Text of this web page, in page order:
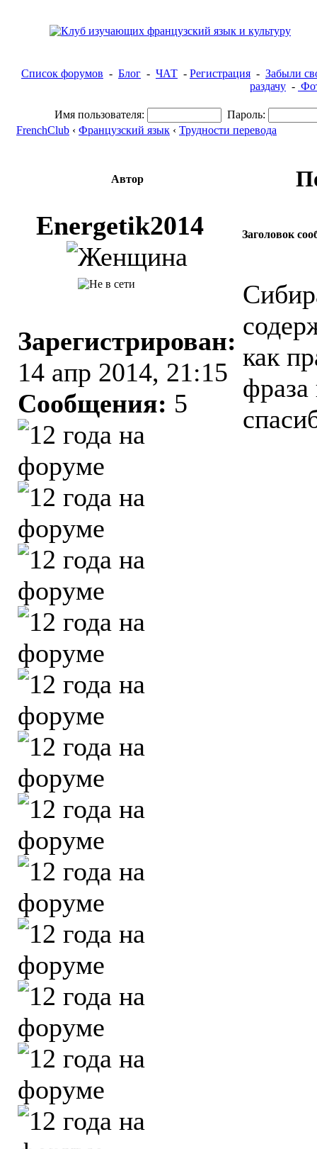
Список форумов - Блог - ЧАТ - Регистрация - Забыли
раздачу -
Имя пользователя:
Пароль:
FrenchClub ‹ Французский язык ‹ Трудности перевода
Автор
Energetik2014 Заголовок
Зарегистрирован:
14 апр 2014, 21:15
Сообщения: 5
как
фраза